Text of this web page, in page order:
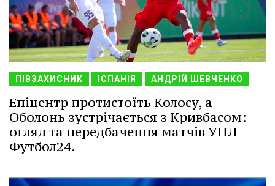
ПІВЗАХИСНИК ІСПАНІЯ АНДРІЙ ШЕВЧЕНКО
Епіцентр протистоїть Колосу, а
Оболонь зустрічається з Кривбасом:
огляд та передбачення матчів УПЛ -
Футбол24.